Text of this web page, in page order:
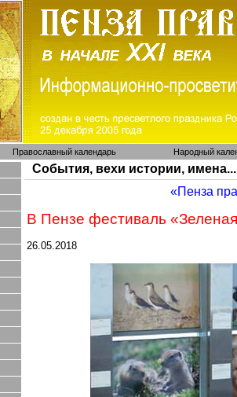
Православный календарь Народный
События, вехи истории, имена...
«Пенза
В Пензе фестиваль
26.05.2018